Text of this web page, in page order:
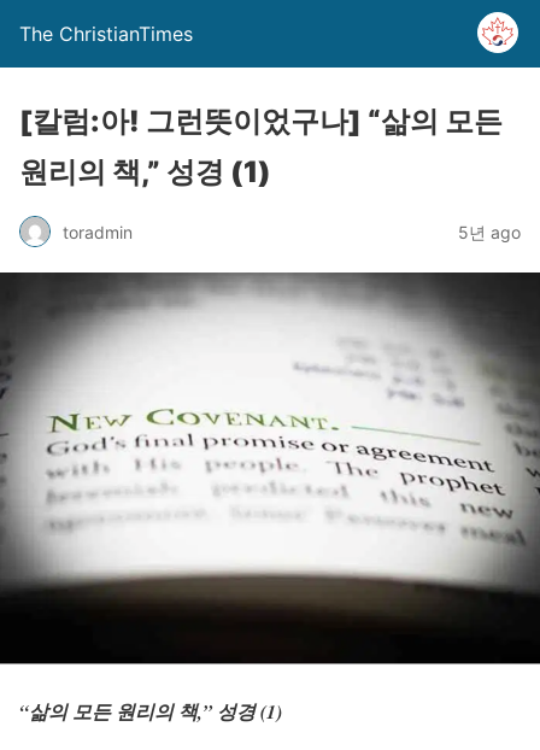
The ChristianTimes
[칼럼:아! 그런뜻이었구나] “삶의 모든
원리의 책,” 성경 (1)
toradmin 5년 ago
“삶의 모든 원리의 책,” 성경 (1)